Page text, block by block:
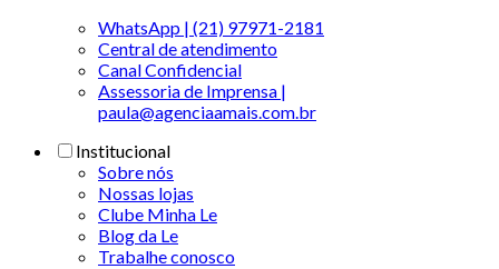
WhatsApp | (21) 97971-2181
Central de atendimento
Canal Confidencial
Assessoria de Imprensa |
paula@agenciaamais.com.br
Institucional
Sobre nós
Nossas lojas
Clube Minha Le
Blog da Le
Trabalhe conosco